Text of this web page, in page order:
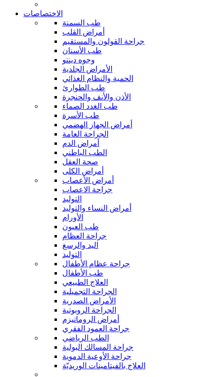
الاختصاصات
طب السمنة
أمراض القلب
جراحة القولون والمستقيم
طب الأسنان
وجوه دينتو
الأمراض الجلدية
الحمية والنظام الغذائي
طب الطوارئ
الأذن والأنف والحنجرة
طب الغدد الصماء
طب الأسرة
أمراض الجهاز الهضمي
الجراحة العامة
أمراض الدم
الطب الباطني
صحة العقل
أمراض الكلى
أمراض الأعصاب
جراحة الاعصاب
التوليد
أمراض النساء والتوليد
الأورام
طب العيون
جراحة العظام
اليد والرسغ
التوليد
جراحة عظام الأطفال
طب الأطفال
العلاج الطبيعي
الجراحة التجميلية
الأمراض الصدرية
الجراحة الروبوتية
أمراض الروماتيزم
جراحة العمود الفقري
الطب الرياضي
جراحة المسالك البولية
جراحة الأوعية الدموية
العلاج بالفيتامينات الوريديّة